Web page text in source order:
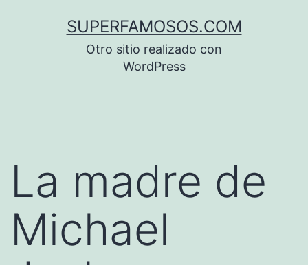
SUPERFAMOSOS.COM
Otro sitio realizado con
WordPress
La madre de
Michael